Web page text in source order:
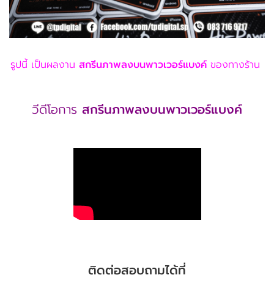
รูปนี้ เป็นผลงาน สกรีนภาพลงบนพาวเวอร์แบงค์ ของทางร้าน
วีดีโอการ สกรีนภาพลงบนพาวเวอร์แบงค์
ติดต่อสอบถามได้ที่